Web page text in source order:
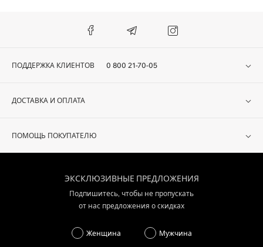
ПОДДЕРЖКА КЛИЕНТОВ 0 800 21-70-05
ДОСТАВКА И ОПЛАТА
ПОМОЩЬ ПОКУПАТЕЛЮ
ЭКСКЛЮЗИВНЫЕ ПРЕДЛОЖЕНИЯ
Подпишитесь, чтобы не пропускать
от нас предложения о скидках
Женщина Мужчина